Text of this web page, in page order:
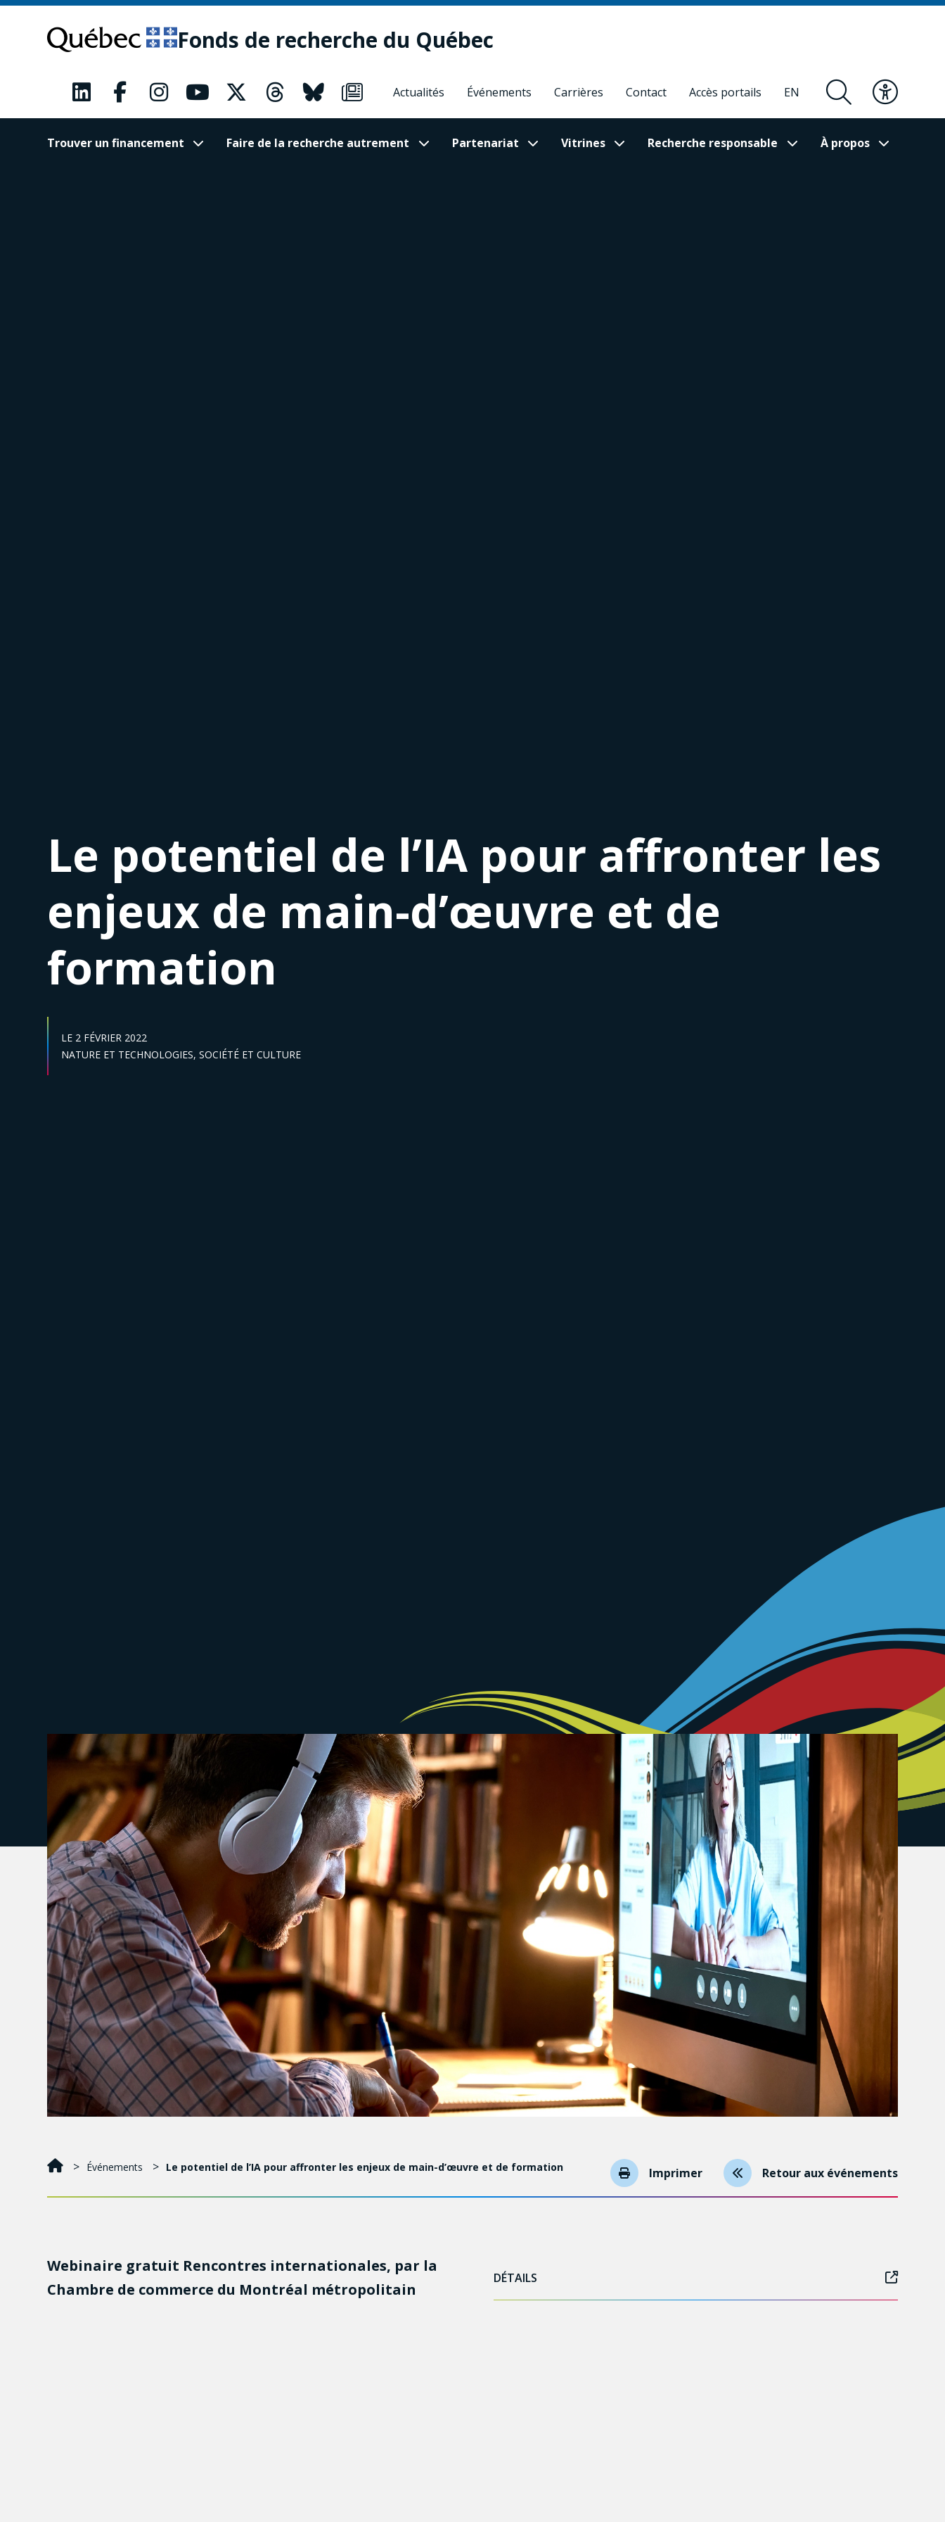
contenu
Fonds de recherche du Québec
Actualités Événements Carrières Contact Accès portails EN
Trouver un financement Faire de la recherche autrement Partenariat Vitrines Recherche responsable À propos
Le potentiel de l’IA pour affronter les
enjeux de main-d’œuvre et de
formation
LE DATE DE DÉBUT :
2 FÉVRIER 2022
Secteur :
NATURE ET TECHNOLOGIES, SOCIÉTÉ ET CULTURE
Événements Le potentiel de l’IA pour affronter les enjeux de main-d’œuvre et de formation Imprimer Retour aux événements
Webinaire gratuit Rencontres internationales, par la
Chambre de commerce du Montréal métropolitain
DÉTAILS